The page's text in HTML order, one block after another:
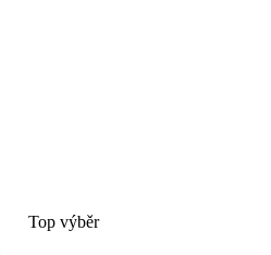
Top výběr